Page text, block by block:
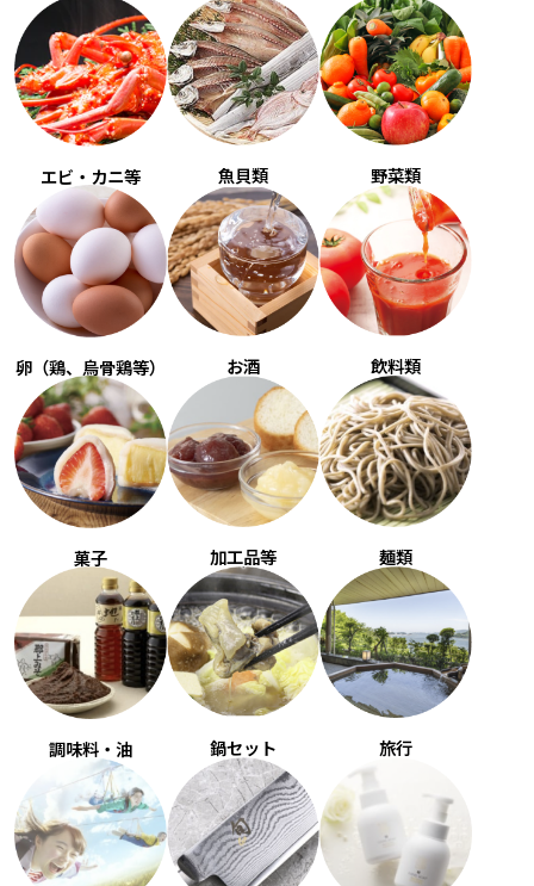
エビ・カニ等 魚貝類 野菜類
卵（鶏、烏骨鶏等） お酒 飲料類
菓子 加工品等 麺類
調味料・油 鍋セット 旅行